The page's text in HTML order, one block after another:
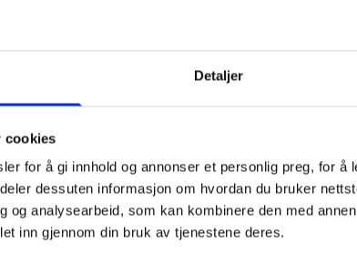
Detaljer
cookies
for å gi innhold og annonser et personlig preg, for å
dessuten informasjon om hvordan du bruker
og analysearbeid, som kan kombinere den med
inn gjennom din bruk av tjenestene deres.
eller har spørsmål om
å ta kontakt med oss.
Vi utfører
ansvar for
trenger å